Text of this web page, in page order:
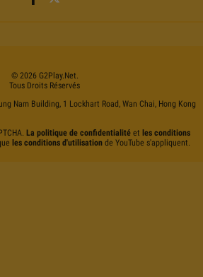
© 2026 G2Play.net.
Tous Droits Réservés
Nam Building, 1 Lockhart Road, Wan Chai, Hong Kong
La politique de confidentialitéet les conditions
les conditions d'utilisationde YouTube s'appliquent.